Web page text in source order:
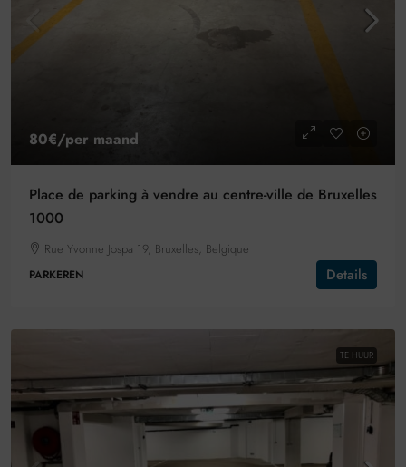
80€/per maand
Place de parking à vendre au centre-ville de Bruxelles
1000
Rue Yvonne Jospa 19, Bruxelles, Belgique
PARKEREN Details
TE HUUR